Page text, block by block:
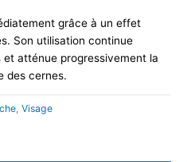
grâce à un effet
Son utilisation continue
atténue progressivement la
des cernes.
, Visage